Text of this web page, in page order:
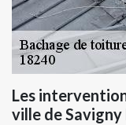
Les
ville de Savigny